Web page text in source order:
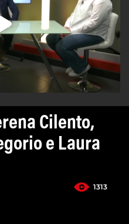
Cilento,
e Laura
1313